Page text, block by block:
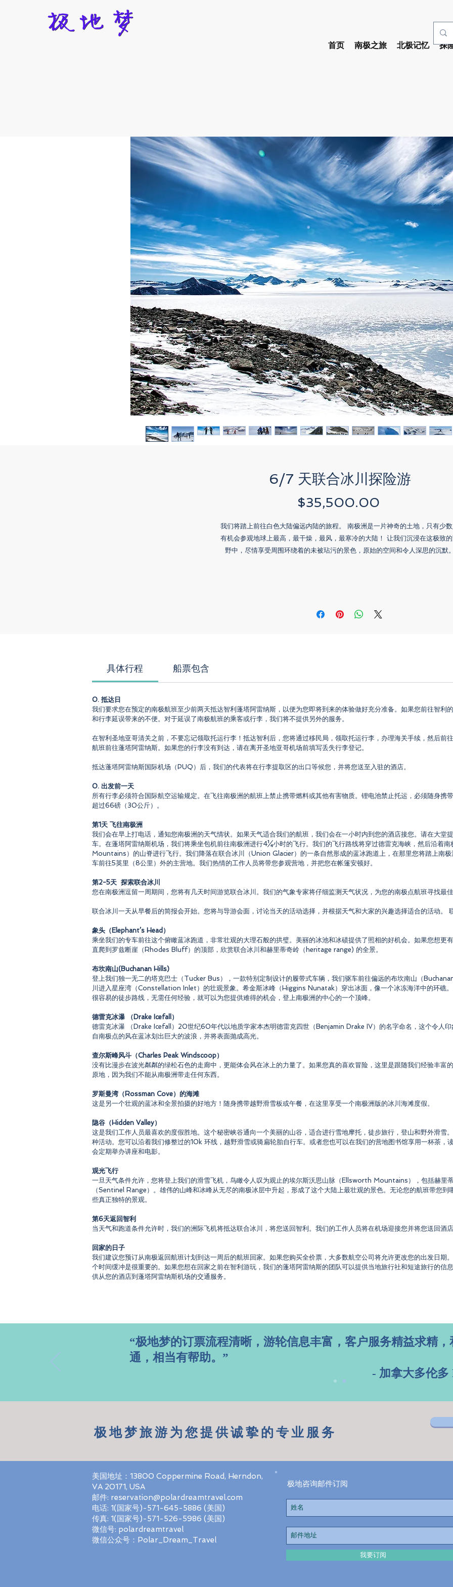
首页 南极之旅 北极记忆 探
6/7 天联合冰川探险游
$35,500.00
我们将踏上前往白色大陆偏远内陆的旅程。 南极洲是一片神奇的土地，只有少数
有机会参观地球上最高，最干燥，最风，最寒冷的大陆！ 让我们沉浸在这极致
野中，尽情享受周围环绕着的未被玷污的景色，原始的空间和令人深思的沉默。
具体行程 船票包含
0. 抵达日
我们要求您在预定的南极航班至少前两天抵达智利蓬塔阿雷纳斯，以便为您即将到来的体验做好充分准备。如果您前往智利
和行李延误带来的不便。对于延误了南极航班的乘客或行李，我们将不提供另外的服务。
在智利圣地亚哥清关之前，不要忘记领取托运行李！抵达智利后，您将通过移民局，领取托运行李，办理海关手续，然后前
航班前往蓬塔阿雷纳斯。如果您的行李没有到达，请在离开圣地亚哥机场前填写丢失行李登记。
抵达蓬塔阿雷纳斯国际机场（PUQ）后，我们的代表将在行李提取区的出口等候您，并将您送至入驻的酒店。
0. 出发前一天
所有行李必须符合国际航空运输规定。在飞往南极洲的航班上禁止携带燃料或其他有害物质。锂电池禁止托运，必须随身携
超过66磅（30公斤）。
第1天 飞往南极洲
我们会在早上打电话，通知您南极洲的天气情状。如果天气适合我们的航班，我们会在一小时内到您的酒店接您。请在大堂
车。在蓬塔阿雷纳斯机场，我们将乘坐包机前往南极洲进行4¼小时的飞行。我们的飞行路线将穿过德雷克海峡，然后沿着
Mountains）的山脊进行飞行。我们降落在联合冰川（Union Glacier）的一条自然形成的蓝冰跑道上，在那里您将踏上南
车前往5英里（8公里）外的主营地。我们热情的工作人员将带您参观营地，并把您在帐篷安顿好。
第2-5天 探索联合冰川
您在南极洲逗留一周期间，您将有几天时间游览联合冰川。我们的气象专家将仔细监测天气状况，为您的南极点航班寻找最佳
联合冰川一天从早餐后的简报会开始。您将与导游会面，讨论当天的活动选择，并根据天气和大家的兴趣选择适合的活动。
象头（Elephant’s Head）
乘坐我们的专车前往这个俯瞰蓝冰跑道，非常壮观的大理石般的拱璧。美丽的冰池和冰碛提供了照相的好机会。如果您想更
直爬到罗兹断崖（Rhodes Bluff）的顶部，欣赏联合冰川和赫里蒂奇岭（heritage range) 的全景。
布坎南山(Buchanan Hills)
登上我们独一无二的塔克巴士（Tucker Bus），一款特别定制设计的履带式车辆，我们驱车前往偏远的布坎南山（
川进入星座湾（Constellation Inlet）的壮观景象。希金斯冰峰（Higgins Nunatak）穿出冰面，像一个冰冻海洋中的环礁
很容易的徒步路线，无需任何经验，就可以为您提供难得的机会，登上南极洲的中心的一个顶峰。
德雷克冰瀑 （Drake Icefall）
德雷克冰瀑 （Drake Icefall）20世纪60年代以地质学家本杰明德雷克四世（Benjamin Drake IV）的名字命名，这个令人
自南极点的风在蓝冰划出巨大的波浪，并将表面抛成高光。
查尔斯峰风斗（Charles Peak Windscoop）
没有比漫步在波光粼粼的绿松石色的走廊中，更能体会风在冰上的力量了。如果您真的喜欢冒险，这里是跟随我们经验丰富
原地，因为我们不能从南极洲带走任何东西。
罗斯曼湾（Rossman Cove）的海滩
这是另一个壮观的蓝冰和全景拍摄的好地方！随身携带越野滑雪板或午餐，在这里享受一个南极洲版的冰川海滩度假。
隐谷（Hidden Valley）
这是我们工作人员最喜欢的度假胜地。这个秘密峡谷通向一个美丽的山谷，适合进行雪地摩托，徒步旅行，登山和野外滑雪
种活动。您可以沿着我们修整过的10k 环线，越野滑雪或骑扁轮胎自行车。或者您也可以在我们的营地图书馆享用一杯茶，
会定期举办讲座和电影。
观光飞行
一旦天气条件允许，您将登上我们的滑雪飞机，鸟瞰令人叹为观止的埃尔斯沃思山脉（Ellsworth Mountains），包括赫里
（Sentinel Range）。雄伟的山峰和冰峰从无尽的南极冰层中升起，形成了这个大陆上最壮观的景色。无论您的航班带您
些真正独特的景观。
第6天返回智利
当天气和跑道条件允许时，我们的洲际飞机将抵达联合冰川，将您送回智利。我们的工作人员将在机场迎接您并将您送回酒店
回家的日子
我们建议您预订从南极返回航班计划到达一周后的航班回家。如果您购买全价票，大多数航空公司将允许更改您的出发日期
个时间缓冲是很重要的。如果您想在回家之前在智利游玩，我们的蓬塔阿雷纳斯的团队可以提供当地旅行社和短途旅行的信
供从您的酒店到蓬塔阿雷纳斯机场的交通服务。
“极地梦的订票流程清晰，游轮信息丰富，客户服务精益求精
通，相当有帮助。”
- 加拿大多伦多
极地梦旅游为您提供诚挚的专业服务
​美国地址：13800 Coppermine Road, Herndon,
VA 20171, USA
邮件: reservation@polardreamtravel.com
电话: 1(国家号)-571-645-5886 (美国)
传真: 1(国家号)-571-526-5986 (美国)
微信号: polardreamtravel
微信公众号：Polar_Dream_Travel
极地咨询邮件订阅
我要订阅